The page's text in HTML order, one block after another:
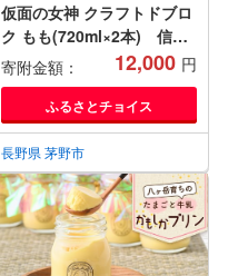
仮面の女神 クラフトドブロ
ク もも(720ml×2本) 信州
味噌の丸井伊藤商店
【1576505】
寄附金額： 12,000 円
ふるさとチョイス
長野県 茅野市